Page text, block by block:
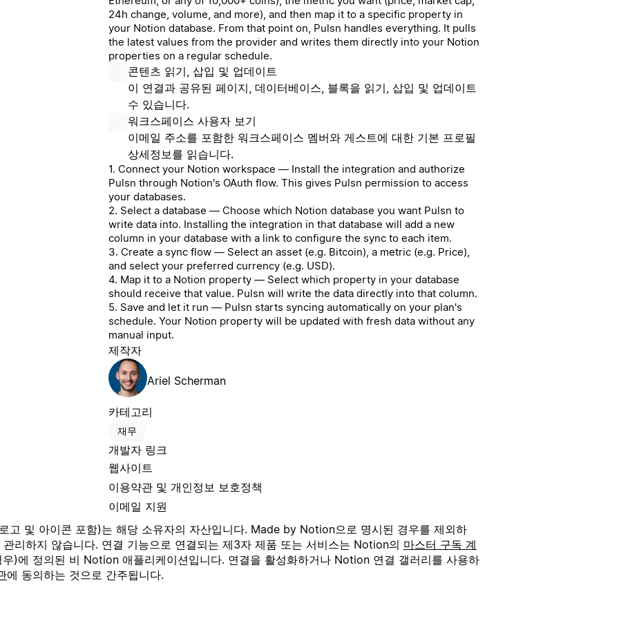
24h change, volume, and more), and then map it to a specific property in
your Notion database. From that point on, Pulsn handles everything. It pulls
the latest values from the provider and writes them directly into your Notion
properties on a regular schedule.
콘텐츠 읽기, 삽입 및 업데이트
이 연결과 공유된 페이지, 데이터베이스, 블록을 읽기, 삽입 및 업데이트
수 있습니다.
워크스페이스 사용자 보기
이메일 주소를 포함한 워크스페이스 멤버와 게스트에 대한 기본 프로필
상세정보를 읽습니다.
1. Connect your Notion workspace — Install the integration and authorize
Pulsn through Notion's OAuth flow. This gives Pulsn permission to access
your databases.
2. Select a database — Choose which Notion database you want Pulsn to
write data into. Installing the integration in that database will add a new
column in your database with a link to configure the sync to each item.
3. Create a sync flow — Select an asset (e.g. Bitcoin), a metric (e.g. Price),
and select your preferred currency (e.g. USD).
4. Map it to a Notion property — Select which property in your database
should receive that value. Pulsn will write the data directly into that column.
5. Save and let it run — Pulsn starts syncing automatically on your plan's
schedule. Your Notion property will be updated with fresh data without any
manual input.
제작자
Ariel Scherman
카테고리
재무
개발자 링크
웹사이트
이용약관 및 개인정보 보호정책
이메일 지원
고 및 아이콘 포함)는 해당 소유자의 자산입니다. Made by Notion으로 명시된 경우를 제외하
리하지 않습니다. 연결 기능으로 연결되는 제3자 제품 또는 서비스는 Notion의 마스터 구독 계
)에 정의된 비 Notion 애플리케이션입니다. 연결을 활성화하거나 Notion 연결 갤러리를 사용하
에 동의하는 것으로 간주됩니다.